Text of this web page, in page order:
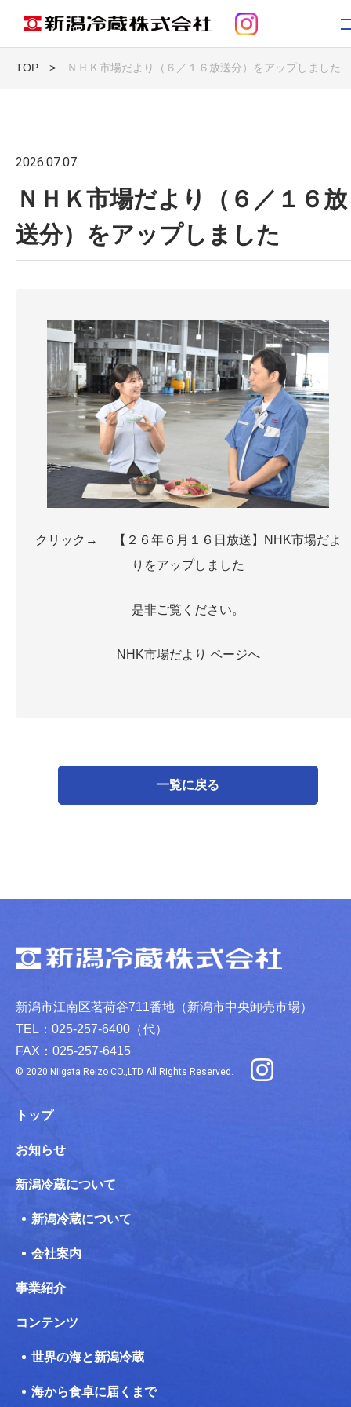
新潟冷蔵について
事業紹介
採用情報
お問い合わせ
TOP > ＮＨＫ市場だより（６／１６放送分）をアップしました
2026.07.07
ＮＨＫ市場だより（６／１６放
送分）をアップしました
クリック→
【２６年６月１６日放送】NHK市場だよ
りをアップしました
是非ご覧ください。
NHK市場だより ページへ
一覧に戻る
新潟市江南区茗荷谷711番地（新潟市中央卸売市場）
TEL：025-257-6400（代）
FAX：025-257-6415
© 2020 Niigata Reizo CO.,LTD All Rights Reserved.
トップ
お知らせ
新潟冷蔵について
新潟冷蔵について
会社案内
事業紹介
コンテンツ
世界の海と新潟冷蔵
海から食卓に届くまで